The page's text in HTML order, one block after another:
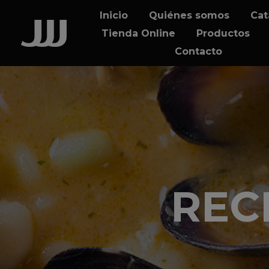
content
Inicio Quiénes somos
Tienda Online
Productos
Contacto